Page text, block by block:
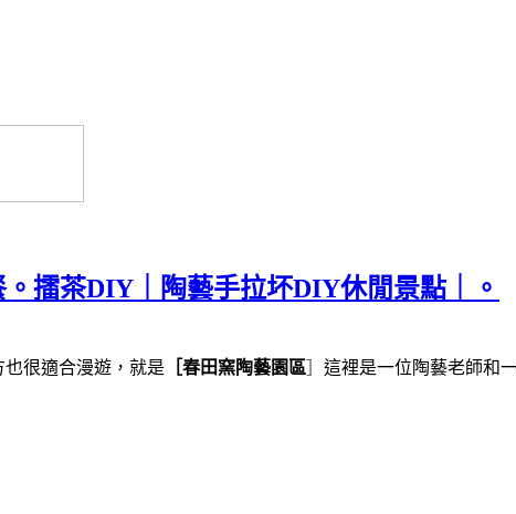
擂茶DIY｜陶藝手拉坏DIY休閒景點｜。
很適合漫遊，就是 ［春田窯陶藝園區
這裡是一位陶藝老師和